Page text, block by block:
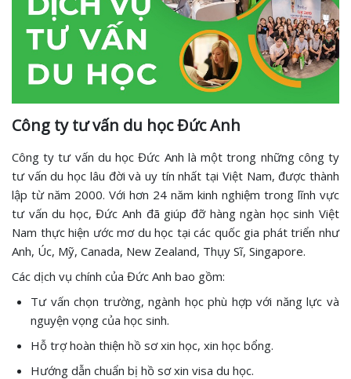
Công ty tư vấn du học Đức Anh
Công ty tư vấn du học Đức Anh là một trong những công ty
tư vấn du học lâu đời và uy tín nhất tại Việt Nam, được thành
lập từ năm 2000. Với hơn 24 năm kinh nghiệm trong lĩnh vực
tư vấn du học, Đức Anh đã giúp đỡ hàng ngàn học sinh Việt
Nam thực hiện ước mơ du học tại các quốc gia phát triển như
Anh, Úc, Mỹ, Canada, New Zealand, Thụy Sĩ, Singapore.
Các dịch vụ chính của Đức Anh bao gồm:
Tư vấn chọn trường, ngành học phù hợp với năng lực và
nguyện vọng của học sinh.
Hỗ trợ hoàn thiện hồ sơ xin học, xin học bổng.
Hướng dẫn chuẩn bị hồ sơ xin visa du học.